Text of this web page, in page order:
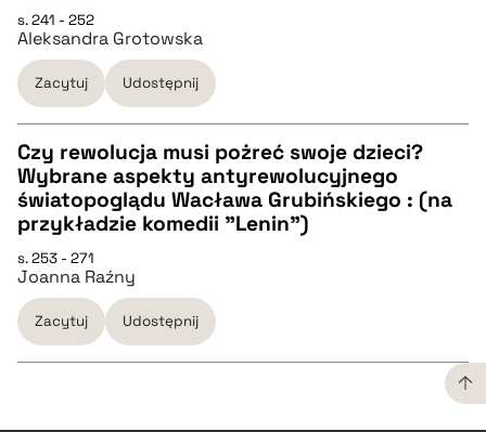
pobierz cytat
BIBTEX
pobierz cytat
s. 241 - 252
Aleksandra Grotowska
Zacytuj Udostępnij
CZYSTY TEKST
pobierz cytat
BIBTEX
Czy rewolucja musi pożreć swoje dzieci?
Wybrane aspekty antyrewolucyjnego
światopoglądu Wacława Grubińskiego : (na
przykładzie komedii "Lenin")
s. 253 - 271
Joanna Raźny
Zacytuj Udostępnij